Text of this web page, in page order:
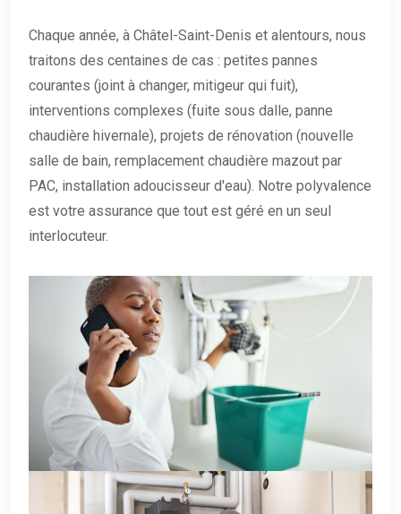
Chaque année, à Châtel-Saint-Denis et alentours, nous
traitons des centaines de cas : petites pannes
courantes (joint à changer, mitigeur qui fuit),
interventions complexes (fuite sous dalle, panne
chaudière hivernale), projets de rénovation (nouvelle
salle de bain, remplacement chaudière mazout par
PAC, installation adoucisseur d'eau). Notre polyvalence
est votre assurance que tout est géré en un seul
interlocuteur.